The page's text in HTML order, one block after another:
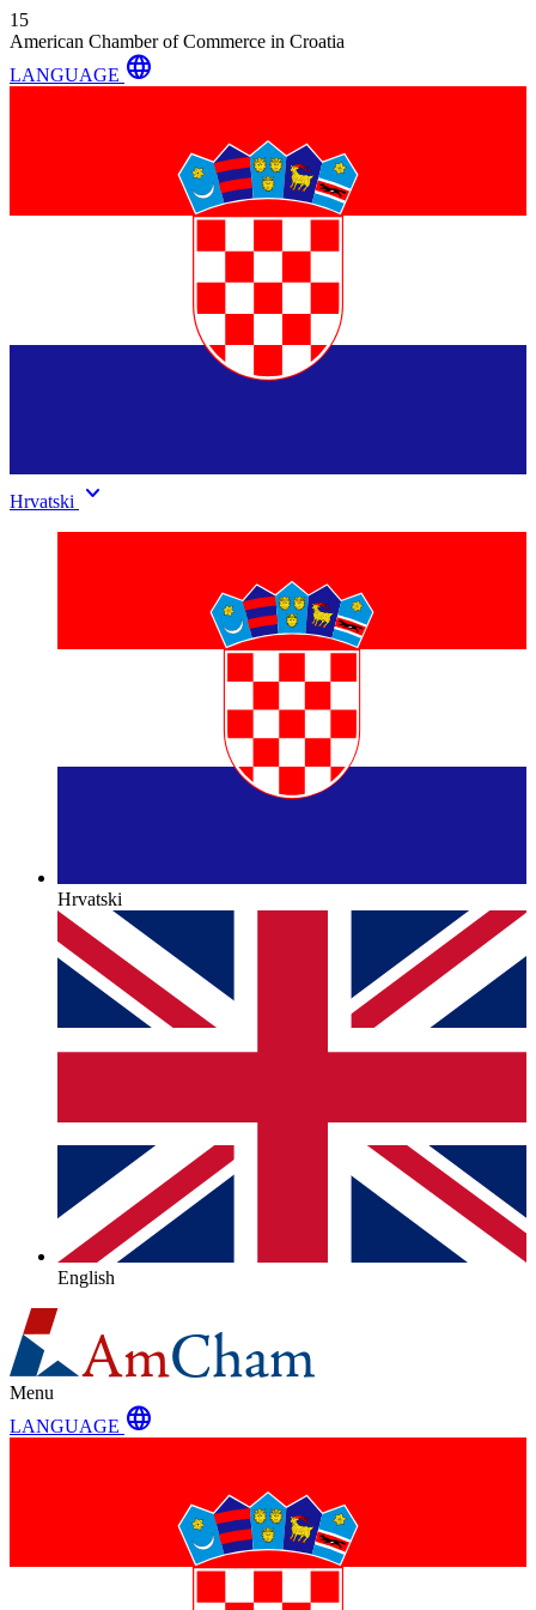
15
American Chamber of Commerce in Croatia
LANGUAGE language
Hrvatski keyboard_arrow_down
Hrvatski
English
Menu
LANGUAGE language